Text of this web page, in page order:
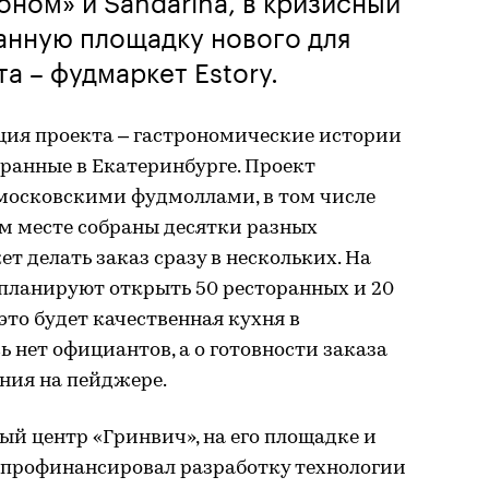
площадку нового для
– фудмаркет Estory.
проекта – гастрономические истории
в Екатеринбурге. Проект
фудмоллами, в том числе
месте собраны десятки разных
делать заказ сразу в нескольких. На
открыть 50 ресторанных и 20
будет качественная кухня в
нет официантов, а о готовности заказа
на пейджере.
центр «Гринвич», на его площадке и
разработку технологии